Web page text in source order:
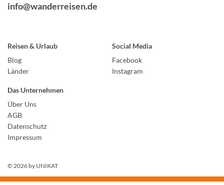
info@wanderreisen.de
Reisen & Urlaub
Blog
Länder
Social Media
Facebook
Instagram
Das Unternehmen
Über Uns
AGB
Datenschutz
Impressum
© 2026 by UNIKAT